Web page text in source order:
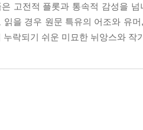
고전적 플롯과 통속적 감성을
읽을 경우 원문 특유의 어조와 유
누락되기 쉬운 미묘한 뉘앙스와